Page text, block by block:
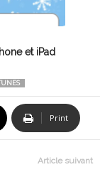
et iPad
Print
Article suivant